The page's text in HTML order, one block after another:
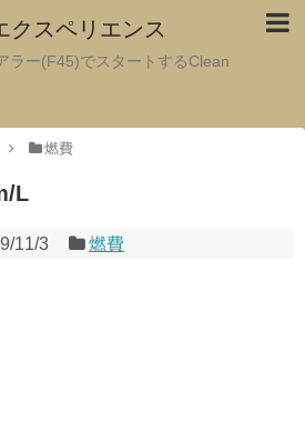
クスペリエンス
ラー(F45)でスタートするClean
燃費
L
11/3 燃費